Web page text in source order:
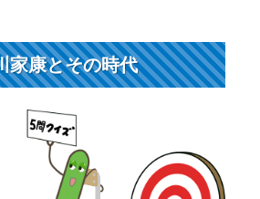
家康とその時代